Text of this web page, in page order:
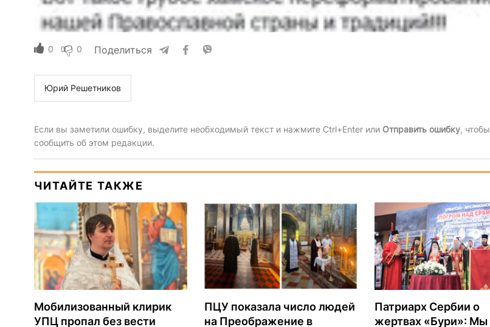
0 0 Поделиться
Юрий Решетников
Если вы заметили ошибку, выделите необходимый текст и нажмите Ctrl+Enter или Отправить ошибку, чтобы
сообщить об этом редакции.
ЧИТАЙТЕ ТАКЖЕ
Мобилизованный клирик
УПЦ пропал без вести
ПЦУ показала число людей
на Преображение в
Патриарх Сербии о
жертвах «Бури»: Мы